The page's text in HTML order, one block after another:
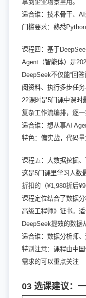
拿到企业场景里用。
适合谁：技术骨干、
门槛要求：熟悉
课程四：基于
Agent（智能体）是
DeepSeek不仅能“回
阅资料、执行多步任务
22课时是5门课中课时
复杂工作流编排，逐一
适合谁：想从事AI
特色：偏实战，代码
课程五：大数据挖掘
这是5门课里学习人数
折扣的（¥1,980折后
课程定位结合了数据
高级工程师》证书。
DeepSeek提效的数据
适合谁：数据分析师
特别注意：课程由中
需求的可以重点关注
03 选课建议：